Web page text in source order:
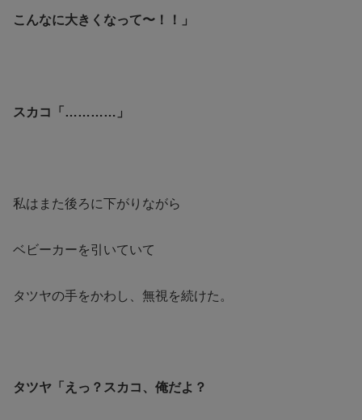
こんなに大きくなって〜！！」
スカコ「…………」
私はまた後ろに下がりながら
ベビーカーを引いていて
タツヤの手をかわし、無視を続けた。
タツヤ「えっ？スカコ、俺だよ？